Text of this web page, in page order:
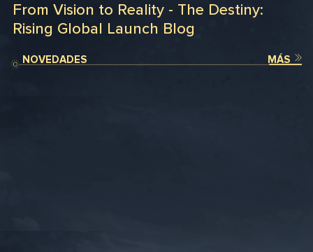
From Vision to Reality - The Destiny:
Rising Global Launch Blog
NOVEDADES MÁS